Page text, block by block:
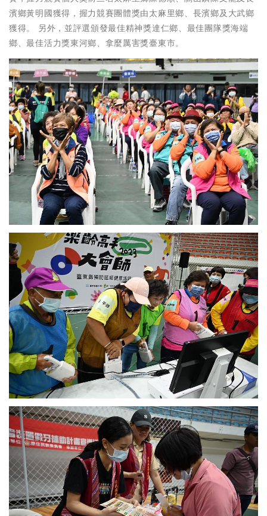
濱鄉黃明國獲得，握力競賽團體獎由太麻里鄉、長濱鄉及大武鄉
獲得。 另外，並評選頒發最佳精神獎達仁鄉、最佳團隊獎海端
鄉、最佳活力獎東河鄉、拿麼厲害獎臺東市。